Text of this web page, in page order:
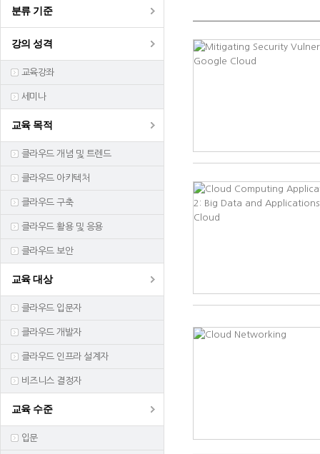
분류 기준
강의 성격
교육강좌
세미나
교육 목적
클라우드 개념 및 트렌드
클라우드 아키텍처
클라우드 구축
클라우드 활용 및 응용
클라우드 보안
교육 대상
클라우드 입문자
클라우드 개발자
클라우드 인프라 설계자
비즈니스 결정자
교육 수준
입문